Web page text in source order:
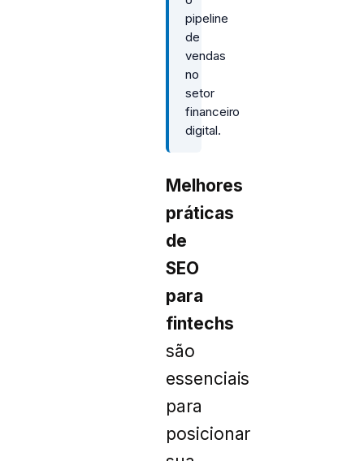
pipeline
de
vendas
no
setor
financeiro
digital.
Melhores
práticas
de
SEO
para
fintechs
são
essenciais
para
posicionar